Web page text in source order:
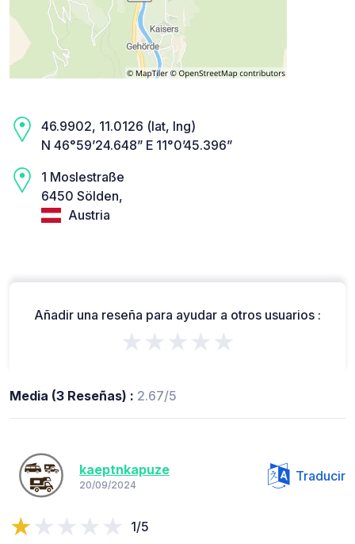
46.9902, 11.0126 (lat, lng)
N 46°59’24.648” E 11°0’45.396”
1 Moslestraße
6450 Sölden,
Austria
Añadir una reseña para ayudar a otros usuarios :
★★★★★
Media (3 Reseñas) : 2.67/5
kaeptnkapuze
20/09/2024
Traducir
1/5